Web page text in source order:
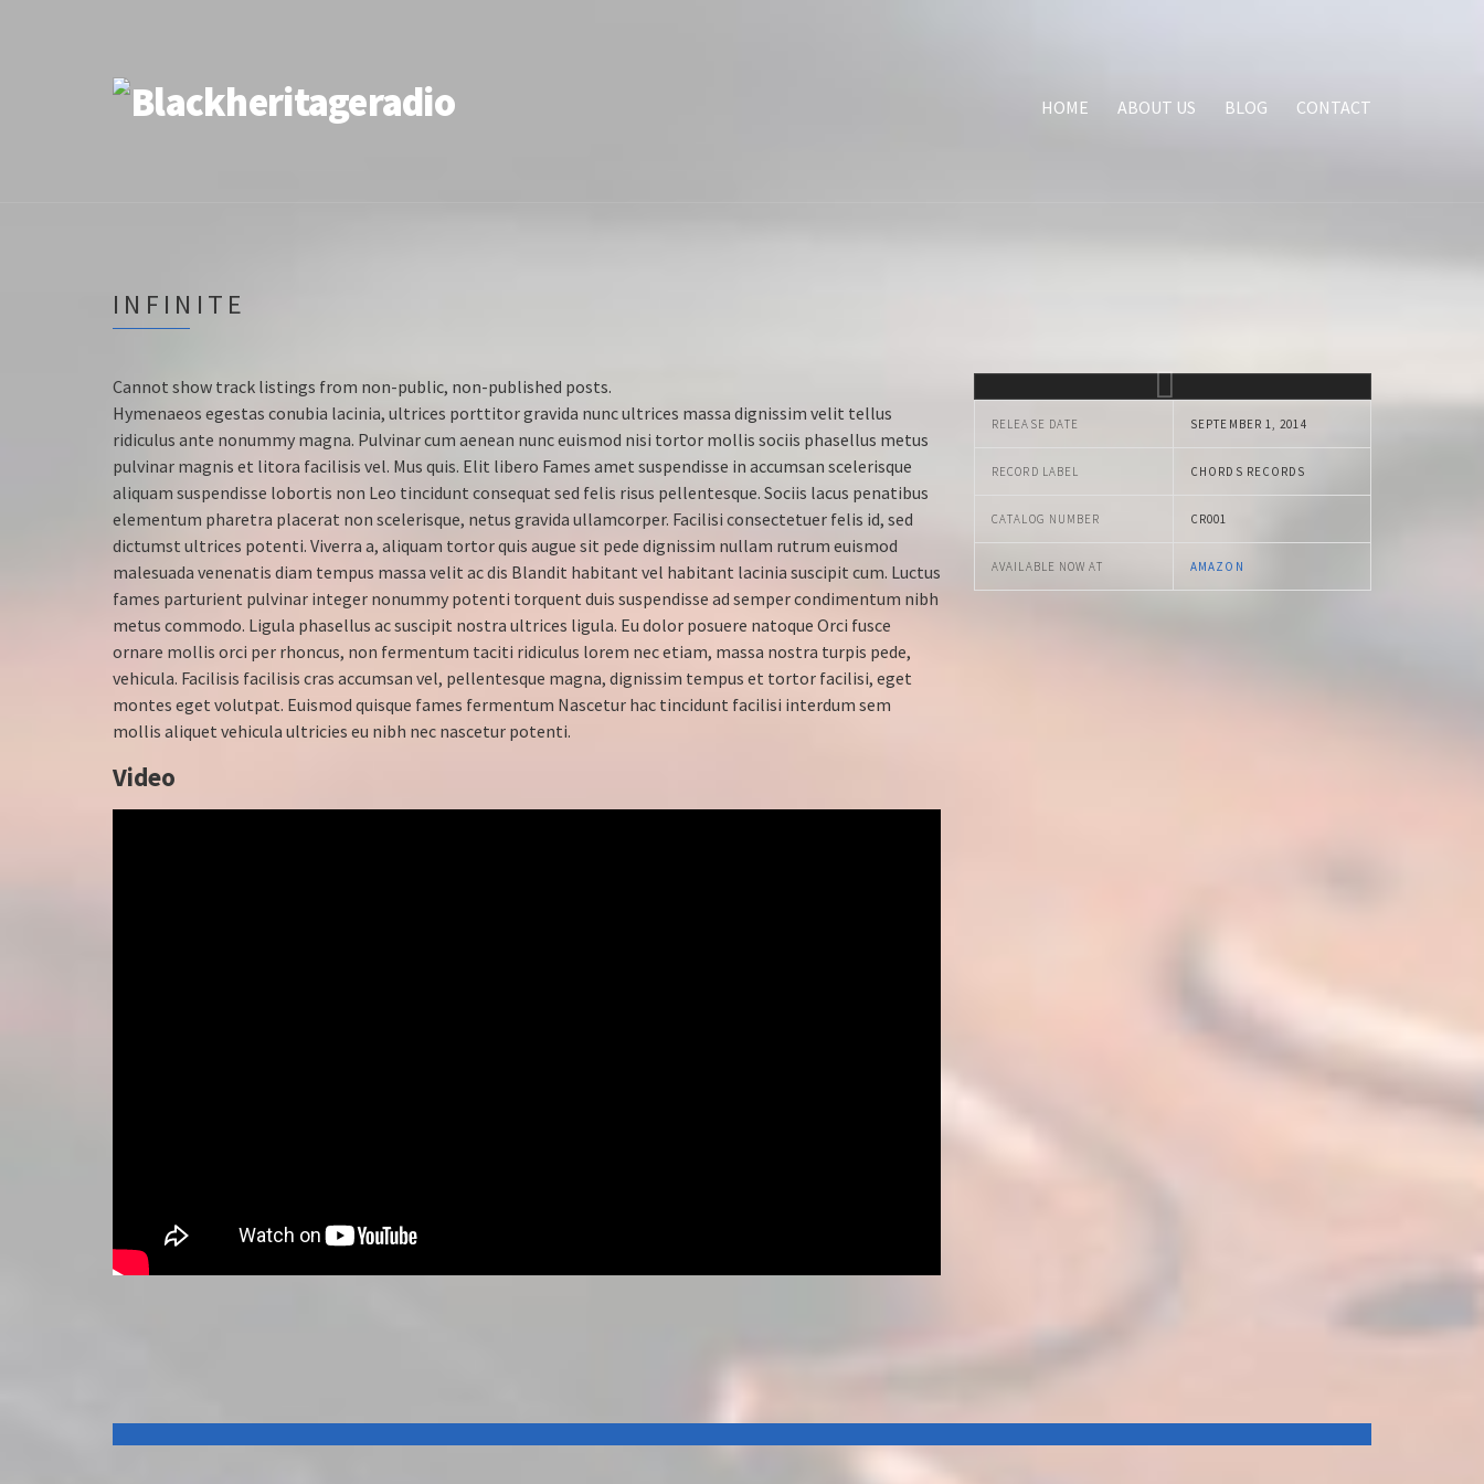
HOME ABOUT US BLOG CONTACT
INFINITE
RELEASE DATE SEPTEMBER 1, 2014
RECORD LABEL CHORDS RECORDS
CATALOG NUMBER CR001
AVAILABLE NOW AT AMAZON
Cannot show track listings from non-public, non-published posts.
Hymenaeos egestas conubia lacinia, ultrices porttitor gravida nunc ultrices massa dignissim velit tellus
ridiculus ante nonummy magna. Pulvinar cum aenean nunc euismod nisi tortor mollis sociis phasellus metus
pulvinar magnis et litora facilisis vel. Mus quis. Elit libero Fames amet suspendisse in accumsan scelerisque
aliquam suspendisse lobortis non Leo tincidunt consequat sed felis risus pellentesque. Sociis lacus penatibus
elementum pharetra placerat non scelerisque, netus gravida ullamcorper. Facilisi consectetuer felis id, sed
dictumst ultrices potenti. Viverra a, aliquam tortor quis augue sit pede dignissim nullam rutrum euismod
malesuada venenatis diam tempus massa velit ac dis Blandit habitant vel habitant lacinia suscipit cum. Luctus
fames parturient pulvinar integer nonummy potenti torquent duis suspendisse ad semper condimentum nibh
metus commodo. Ligula phasellus ac suscipit nostra ultrices ligula. Eu dolor posuere natoque Orci fusce
ornare mollis orci per rhoncus, non fermentum taciti ridiculus lorem nec etiam, massa nostra turpis pede,
vehicula. Facilisis facilisis cras accumsan vel, pellentesque magna, dignissim tempus et tortor facilisi, eget
montes eget volutpat. Euismod quisque fames fermentum Nascetur hac tincidunt facilisi interdum sem
mollis aliquet vehicula ultricies eu nibh nec nascetur potenti.
Video